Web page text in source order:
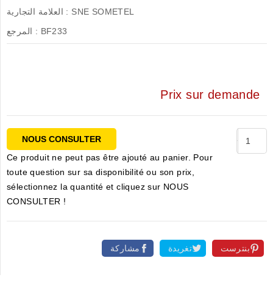
العلامة التجارية : SNE SOMETEL
المرجع : BF233
Prix sur demande
NOUS CONSULTER
Ce produit ne peut pas être ajouté au panier. Pour
toute question sur sa disponibilité ou son prix,
sélectionnez la quantité et cliquez sur NOUS
CONSULTER !
مشاركة تغريدة بنترست